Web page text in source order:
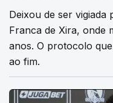
Deixou de ser vigiada
Franca de Xira, onde
anos. O protocolo
ao fim.